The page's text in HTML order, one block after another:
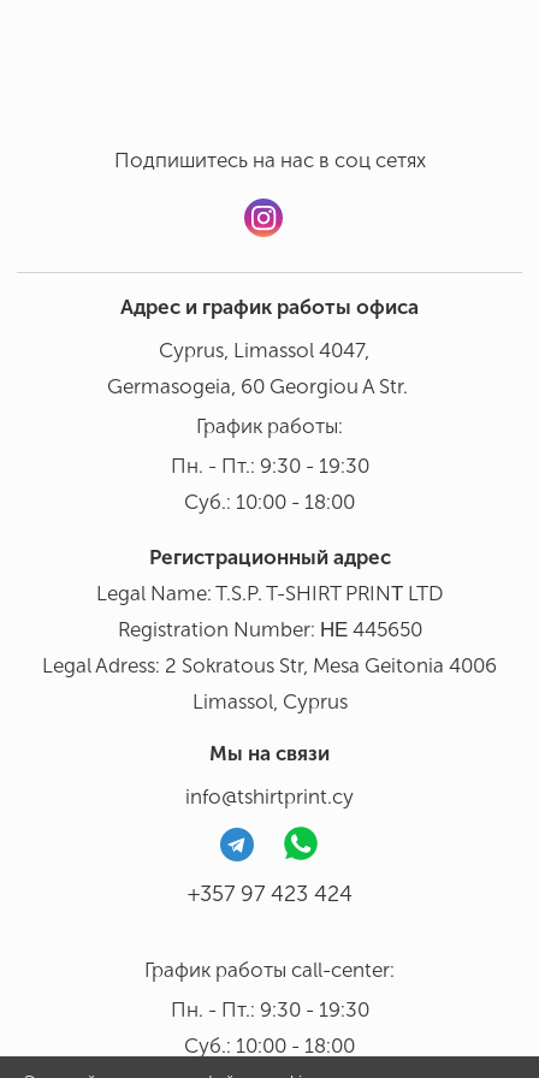
Подпишитесь на нас в соц сетях
Адрес и график работы офиса
Cyprus, Limassol 4047,
Germasogeia, 60 Georgiou A Str.
График работы:
Пн. - Пт.: 9:30 - 19:30
Суб.: 10:00 - 18:00
Регистрационный адрес
Legal Name: T.S.P. T-SHIRT PRINΤ LTD
Registration Number: ΗΕ 445650
Legal Adress: 2 Sokratous Str, Mesa Geitonia 4006
Limassol, Cyprus
Мы на связи
info@tshirtprint.cy
+357 97 423 424
График работы call-center:
Пн. - Пт.: 9:30 - 19:30
Суб.: 10:00 - 18:00